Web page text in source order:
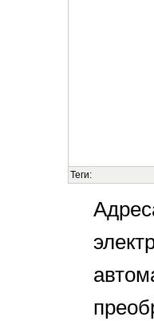
Теги: